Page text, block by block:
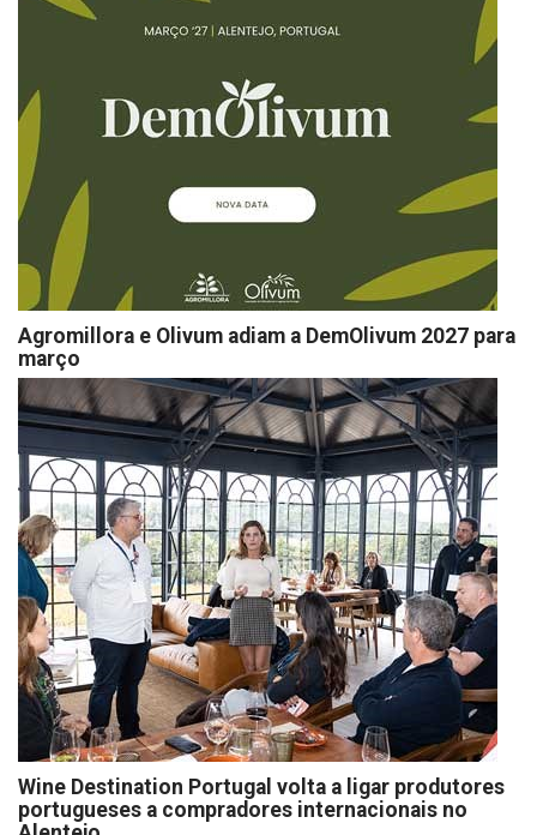
Agromillora e Olivum adiam a DemOlivum 2027 para
março
Wine Destination Portugal volta a ligar produtores
portugueses a compradores internacionais no